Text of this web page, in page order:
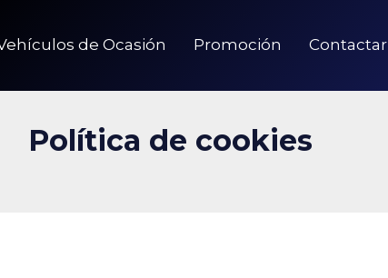
de Ocasión Promoción Contactar
Política de cookies